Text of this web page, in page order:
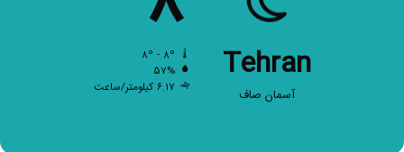
Tehran
آسمان صاف
۵۷%
۶.۱۷ کیلومتر/ساعت